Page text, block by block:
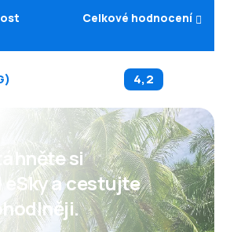
Celkové hodnocení
) 4,2
si
eSky a cestujte